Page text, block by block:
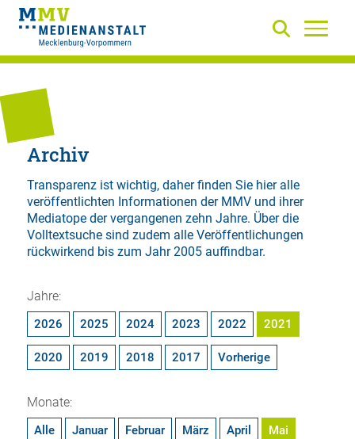
Archiv
Transparenz ist wichtig, daher finden Sie hier alle
veröffentlichten Informationen der MMV und ihrer
Mediatope der vergangenen zehn Jahre. Über die
Volltextsuchesind zudem alle Veröffentlichungen
rückwirkend bis zum Jahr 2005 auffindbar.
Jahre:
2026 2025 2024 2023 2022 2021
2020 2019 2018 2017 Vorherige
Monate:
Alle Januar Februar März April Mai